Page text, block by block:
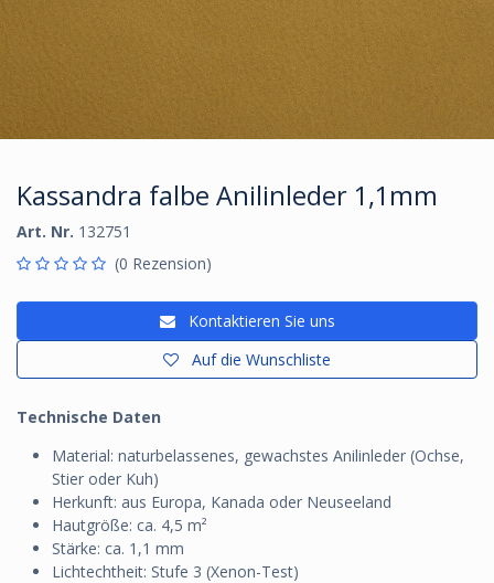
Kassandra falbe Anilinleder 1,1mm
Art. Nr. 132751
(0 Rezension)
Kontaktieren Sie uns
Auf die Wunschliste
Technische Daten
Material: naturbelassenes, gewachstes Anilinleder (Ochse,
Stier oder Kuh)
Herkunft: aus Europa, Kanada oder Neuseeland
Hautgröße: ca. 4,5 m²
Stärke: ca. 1,1 mm
Lichtechtheit: Stufe 3 (Xenon-Test)